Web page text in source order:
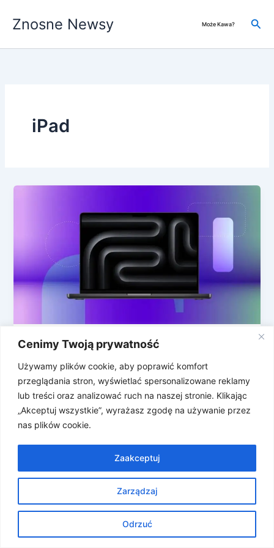
Cenimy Twoją prywatność
Używamy plików cookie, aby poprawić komfort
przeglądania stron, wyświetlać spersonalizowane reklamy
lub treści oraz analizować ruch na naszej stronie. Klikając
„Akceptuj wszystkie”, wyrażasz zgodę na używanie przez
nas plików cookie.
Zarządzaj
Odrzuć
Zaakceptuj
Znosne Newsy Może Kawa?
iPad
Marcowe Apple Experience – jakie
Apple szykuje się do corocznego wiosennego
odświeżenia oferty. Już 4 marca firma zaprasza
media do Nowego Jorku, Londynu i Szanghaju […]
Prawa autorskie © 2026 Znosne Newsy | Obsługiwane przez
Motyw Astra WordPress